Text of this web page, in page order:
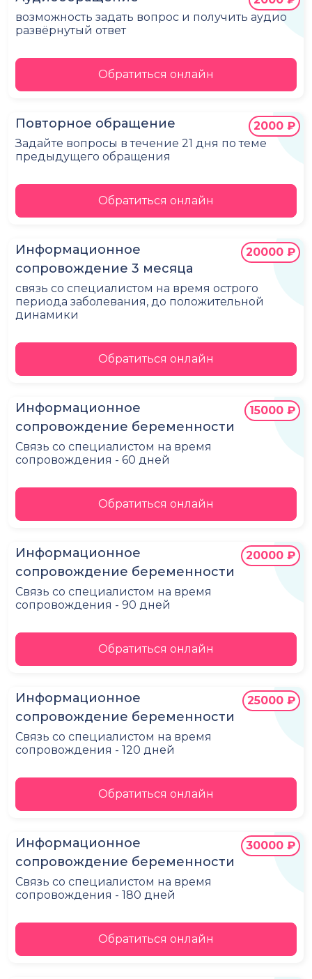
возможность задать вопрос и получить аудио
развёрнутый ответ
Обратиться онлайн
Повторное обращение
Задайте вопросы в течение 21 дня по теме
предыдущего обращения
2000 ₽
Обратиться онлайн
Информационное
сопровождение 3 месяца
связь со специалистом на время острого
периода заболевания, до положительной
динамики
20000 ₽
Обратиться онлайн
Информационное
сопровождение беременности
Связь со специалистом на время
сопровождения - 60 дней
15000 ₽
Обратиться онлайн
Информационное
сопровождение беременности
Связь со специалистом на время
сопровождения - 90 дней
20000 ₽
Обратиться онлайн
Информационное
сопровождение беременности
Связь со специалистом на время
сопровождения - 120 дней
25000 ₽
Обратиться онлайн
Информационное
сопровождение беременности
Связь со специалистом на время
сопровождения - 180 дней
30000 ₽
Обратиться онлайн